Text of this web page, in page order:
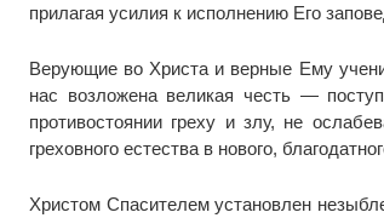
прилагая усилия к исполнению Его
Верующие во Христа и верные Ему
нас возложена великая честь —
противостоянии греху и злу, не
греховного естества в нового,
Христом Спасителем установлен